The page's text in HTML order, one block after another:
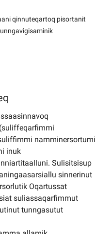
qinnuteqartoq pisortanit
namminersortumi
inuk
Sulisitsisup
sinnerinut
Oqartussat
suliassaqarfimmut
tunngasutut